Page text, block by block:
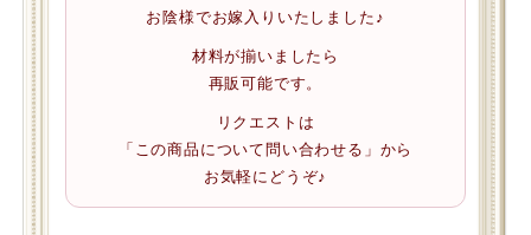
お陰様でお嫁入りいたしました♪
材料が揃いましたら
再販可能です。
リクエストは
「この商品について問い合わせる」から
お気軽にどうぞ♪